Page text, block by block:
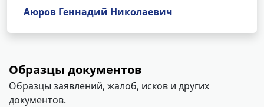
Аюров Геннадий Николаевич
Образцы документов
Образцы заявлений, жалоб, исков и других
документов.